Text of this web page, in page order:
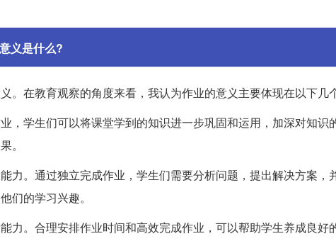
义是什么?
。在教育观察的角度来看，我认为作业的意义主要体现在以下几
，学生们可以将课堂学到的知识进一步巩固和运用，加深对知识
。
力。通过独立完成作业，学生们需要分析问题，提出解决方案，
们的学习兴趣。
力。合理安排作业时间和高效完成作业，可以帮助学生养成良好